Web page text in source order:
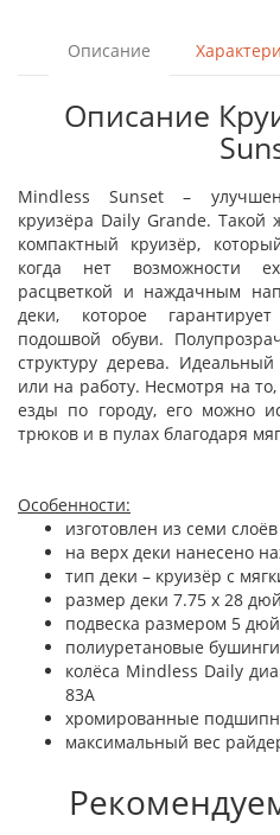
Описание
Описание
Mindless Sunset –
круизёра Daily Grande.
компактный круизёр,
когда нет возможности
расцветкой и наждачным
деки, которое
подошвой обуви.
структуру дерева.
или на работу. Несмотря на
езды по городу, его можно
трюков и в пулах благодаря
Особенности:
изготовлен из семи
на верх деки нанесено
тип деки – круизёр с
размер деки 7.75 х 28
подвеска размером 5
полиуретановые
колёса Mindless Daily
83А
хромированные
максимальный вес